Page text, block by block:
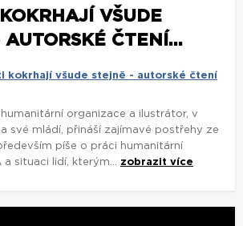
VŠUDE
ČTENÍ...
kokrhají všude stejně - autorské čtení
organizace a ilustrátor, v
své mládí, přináší zajímavé postřehy ze
píše o práci humanitární
a situaci lidí, kterým... zobrazit více